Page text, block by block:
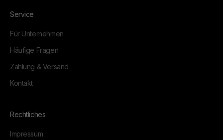
Service
Für Unternehmen
Häufige Fragen
Zahlung & Versand
Kontakt
Rechtliches
Impressum